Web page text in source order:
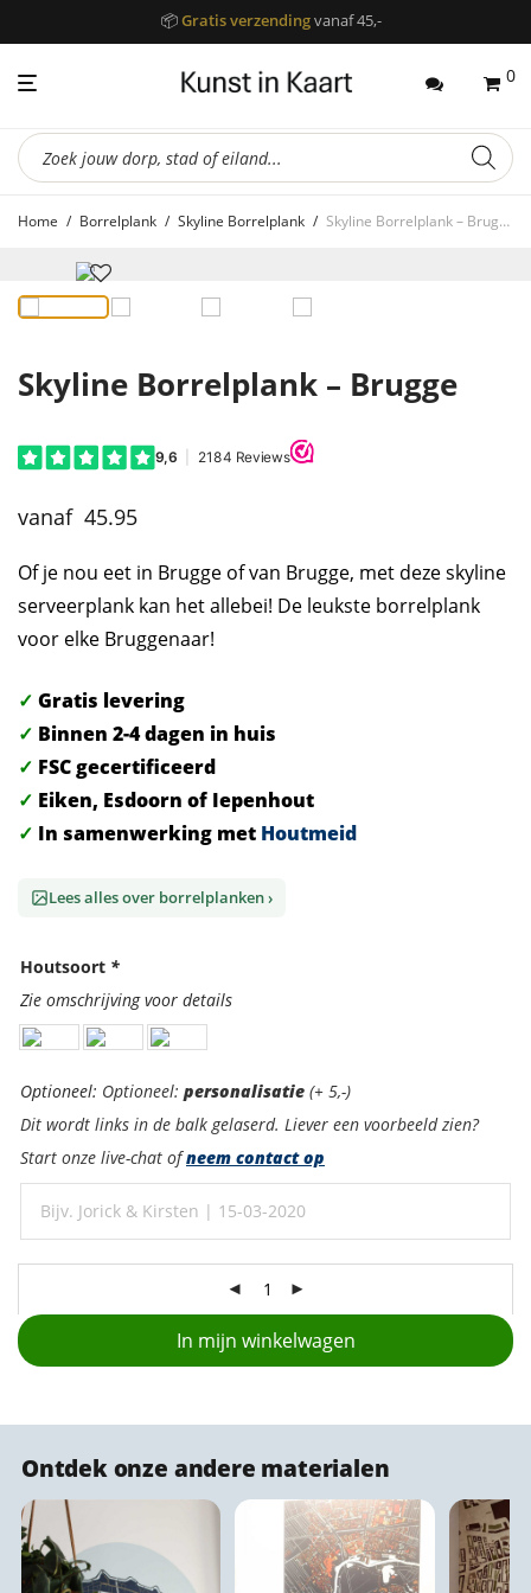
📦Gratis verzendingvanaf 45,-
0
Producten
zoeken
Home / Borrelplank / Skyline Borrelplank / Skyline Borrelplank – Brugge
Skyline Borrelplank – Brugge
45.95
Of je nou eet in Brugge of van Brugge, met deze skyline
serveerplank kan het allebei! De leukste borrelplank
voor elke Bruggenaar!
✓ Gratis levering
✓ Binnen 2-4 dagen in huis
✓ FSC gecertificeerd
✓ Eiken, Esdoorn of Iepenhout
✓ In samenwerking met Houtmeid
Lees alles over borrelplanken ›
Houtsoort *
Zie omschrijving voor details
Personalisatie:
Optioneel: Optioneel: personalisatie (+ 5,-)
Dit wordt links in de balk gelaserd. Liever een voorbeeld zien?
Start onze live-chat ofneem contact op
In mijn winkelwagen
Ontdek onze andere materialen